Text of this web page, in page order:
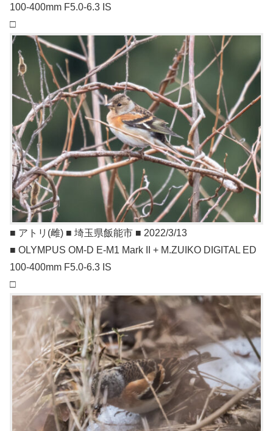
100-400mm F5.0-6.3 IS
□
■ アトリ(雌) ■ 埼玉県飯能市 ■ 2022/3/13
■ OLYMPUS OM-D E-M1 Mark II + M.ZUIKO DIGITAL ED
100-400mm F5.0-6.3 IS
□